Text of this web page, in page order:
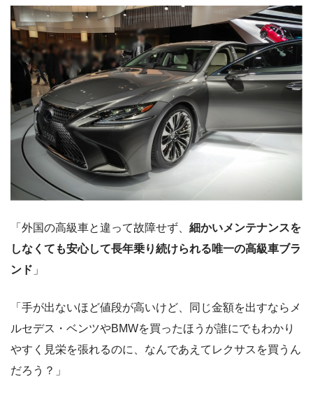
「外国の高級車と違って故障せず、 細かいメンテナンスを
しなくても安心して長年乗り続けられる唯一の高級車ブラ
ンド 」
「手が出ないほど値段が高いけど、同じ金額を出すならメ
ルセデス・ベンツやBMWを買ったほうが誰にでもわかり
やすく見栄を張れるのに、なんであえてレクサスを買うん
だろう？」